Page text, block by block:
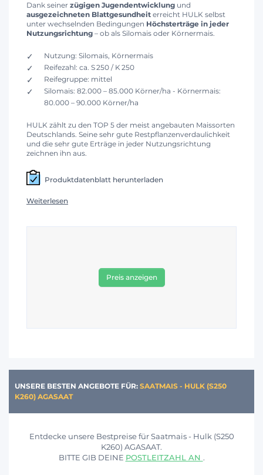
Dank seiner zügigen Jugendentwicklung und
ausgezeichneten Blattgesundheit erreicht HULK selbst
unter wechselnden Bedingungen Höchsterträge in jeder
Nutzungsrichtung – ob als Silomais oder Körnermais.
Nutzung: Silomais, Körnermais
Reifezahl: ca. S 250 / K 250
Reifegruppe: mittel
Silomais: 82.000 – 85.000 Körner/ha - Körnermais:
80.000 – 90.000 Körner/ha
HULK zählt zu den TOP 5 der meist angebauten Maissorten
Deutschlands. Seine sehr gute Restpflanzenverdaulichkeit
und die sehr gute Erträge in jeder Nutzungsrichtung
zeichnen ihn aus.
Produktdatenblatt herunterladen
Weiterlesen
Preis anzeigen
UNSERE BESTEN ANGEBOTE FÜR: SAATMAIS - HULK (S250
K260) AGASAAT
Entdecke unsere Bestpreise für Saatmais - Hulk (S250
K260) AGASAAT.
BITTE GIB DEINE POSTLEITZAHL AN .